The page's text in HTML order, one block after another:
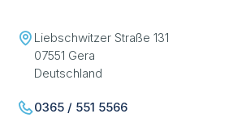
Liebschwitzer Straße 131
07551 Gera
Deutschland
0365 / 551 5566